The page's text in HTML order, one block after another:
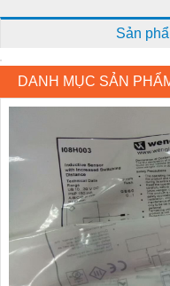
Sản
DANH MỤC SẢN